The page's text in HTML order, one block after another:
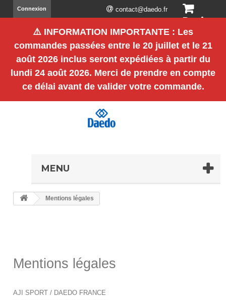
Panier
(vide)
Connexion contact@daedo.fr
⚠️ INFORMATION IMPORTANTE : Les
commandes passées entre le 20 juillet et le 21
août 2026 inclusseront expédiées à partir du
lundi 24 août 2026. Merci de prendre en compte
ce délai avant de valider votre commande.
MENU
Mentions légales
Mentions légales
AJI SPORT / DAEDO FRANCE